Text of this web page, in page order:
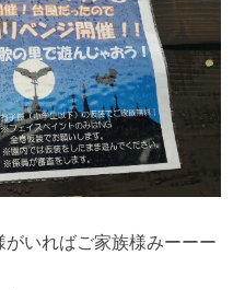
いればご家族様みーーー